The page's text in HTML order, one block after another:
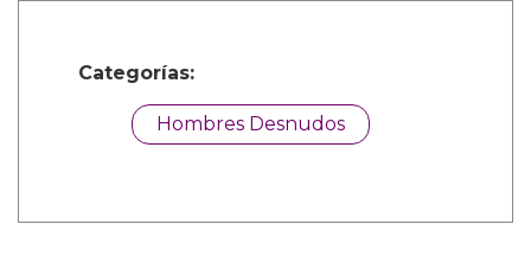
Categorías:
Hombres Desnudos